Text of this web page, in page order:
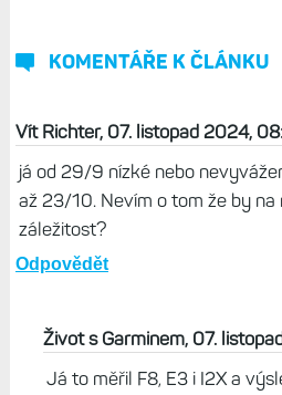
KOMENTÁŘE K ČLÁNKU
Vít Richter, 07. listopad 2024,
já od 29/9 nízké nebo
až 23/10. Nevím o tom že by na
záležitost?
Odpovědět
Život s Garminem, 07.
Já to měřil F8, E3 i I2X a